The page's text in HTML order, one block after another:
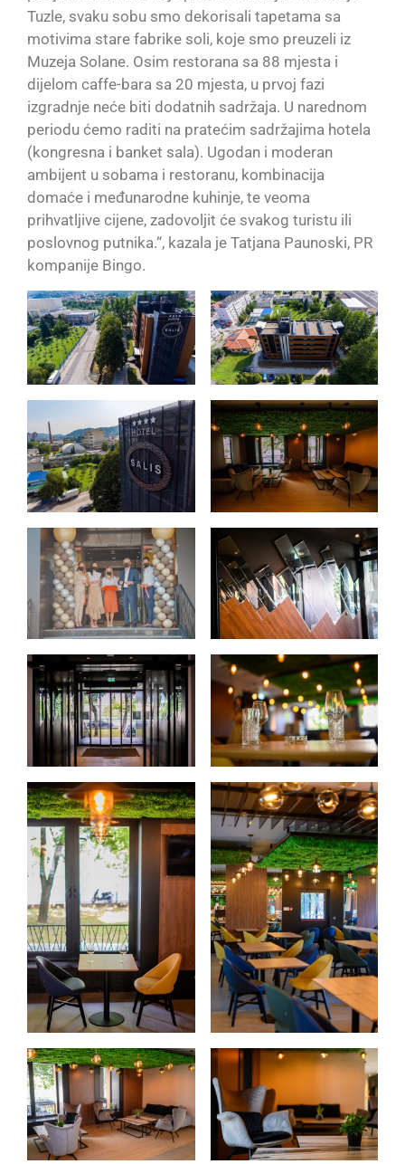
Tuzle, svaku sobu smo dekorisali tapetama sa
motivima stare fabrike soli, koje smo preuzeli iz
Muzeja Solane. Osim restorana sa 88 mjesta i
dijelom caffe-bara sa 20 mjesta, u prvoj fazi
izgradnje neće biti dodatnih sadržaja. U narednom
periodu ćemo raditi na pratećim sadržajima hotela
(kongresna i banket sala). Ugodan i moderan
ambijent u sobama i restoranu, kombinacija
domaće i međunarodne kuhinje, te veoma
prihvatljive cijene, zadovoljit će svakog turistu ili
poslovnog putnika.“, kazala je Tatjana Paunoski, PR
kompanije Bingo.